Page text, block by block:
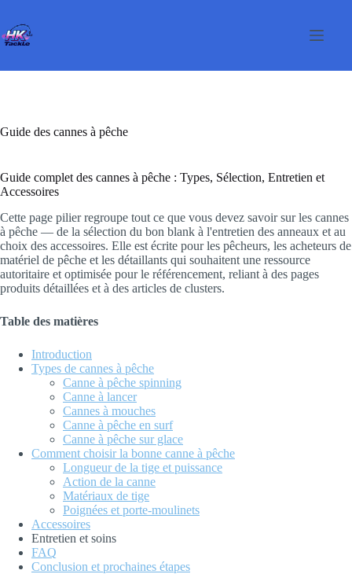
contenu
Guide des cannes à pêche
Guide complet des cannes à pêche : Types, Sélection, Entretien et
Accessoires
Cette page pilier regroupe tout ce que vous devez savoir sur les cannes
à pêche — de la sélection du bon blank à l'entretien des anneaux et au
choix des accessoires. Elle est écrite pour les pêcheurs, les acheteurs de
matériel de pêche et les détaillants qui souhaitent une ressource
autoritaire et optimisée pour le référencement, reliant à des pages
produits détaillées et à des articles de clusters.
Table des matières
Introduction
Types de cannes à pêche
Canne à pêche spinning
Canne à lancer
Cannes à mouches
Canne à pêche en surf
Canne à pêche sur glace
Comment choisir la bonne canne à pêche
Longueur de la tige et puissance
Action de la canne
Matériaux de tige
Poignées et porte-moulinets
Accessoires
Entretien et soins
FAQ
Conclusion et prochaines étapes